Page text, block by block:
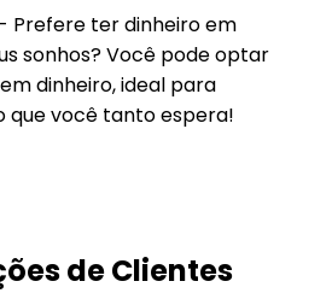
Prefere ter dinheiro em
sonhos? Você pode optar
dinheiro, ideal para
que você tanto espera!
de Clientes